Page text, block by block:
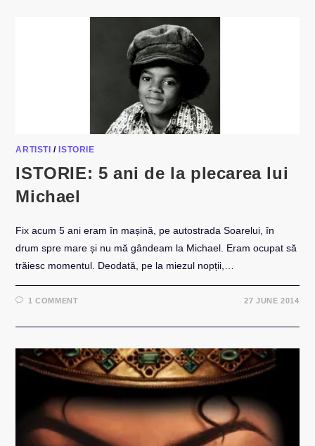
(DARONE
MASHUP)
ARTISTI / ISTORIE
ISTORIE: 5 ani de la plecarea lui
Michael
Fix acum 5 ani eram în mașină, pe autostrada Soarelui, în
drum spre mare și nu mă gândeam la Michael. Eram ocupat să
trăiesc momentul. Deodată, pe la miezul nopții,…
1 COMMENT 27 JUNE 2014